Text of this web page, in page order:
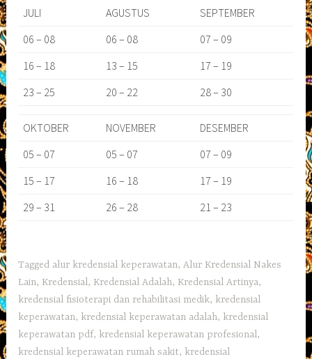
JULI AGUSTUS
SEPTEMBER
06 – 08
06 – 08
07 – 09
16 – 18
13 – 15
17 – 19
23 – 25
20 – 22 28 – 30
OKTOBER NOVEMBER
DESEMBER
05 – 07
05 – 07
07 – 09
15 – 17
16 – 18
17 – 19
29 – 31
26 – 28 21 – 23
Tagged alur kredensial keperawatan,Alur Kredensial Nakes
Lain, Kredensial, Kredensial Adalah, Kredensial Artinya,
kredensial fisioterapi dan rehabilitasi medik, kredensial
keperawatan, kredensial keperawatan adalah, kredensial
keperawatan pdf, kredensial keperawatan profesional,
kredensial keperawatan rumah sakit, kredensial